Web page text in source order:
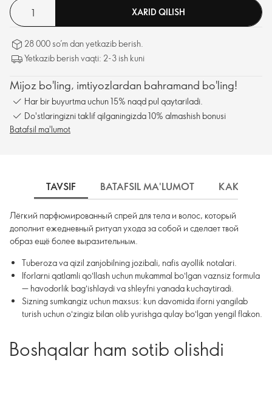
XARID QILISH
28 000 so’m dan yetkazib berish.
Yetkazib berish vaqti: 2-3 ish kuni
Mijoz bo'ling, imtiyozlardan bahramand bo'ling!
Har bir buyurtma uchun 15% naqd pul qaytariladi.
Do'stlaringizni taklif qilganingizda 10% almashish bonusi
Batafsil ma'lumot
TAVSIF BATAFSIL MA'LUMOT КАК
Лёгкий парфюмированный спрей для тела и волос, который
дополнит ежедневный ритуал ухода за собой и сделает твой
образ ещё более выразительным.
Tuberoza va qizil zanjobilning jozibali, nafis ayollik notalari.
Iforlarni qatlamli qoʻllash uchun mukammal boʻlgan vaznsiz formula
— havodorlik bagʻishlaydi va shleyfni yanada kuchaytiradi.
Sizning sumkangiz uchun maxsus: kun davomida iforni yangilab
turish uchun oʻzingiz bilan olib yurishga qulay boʻlgan yengil flakon.
Boshqalar ham sotib olishdi